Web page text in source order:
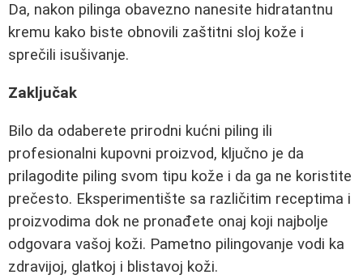
Da, nakon pilinga obavezno nanesite hidratantnu
kremu kako biste obnovili zaštitni sloj kože i
sprečili isušivanje.
Zaključak
Bilo da odaberete prirodni kućni piling ili
profesionalni kupovni proizvod, ključno je da
prilagodite piling svom tipu kože i da ga ne koristite
prečesto. Eksperimentište sa različitim receptima i
proizvodima dok ne pronađete onaj koji najbolje
odgovara vašoj koži. Pametno pilingovanje vodi ka
zdravijoj, glatkoj i blistavoj koži.